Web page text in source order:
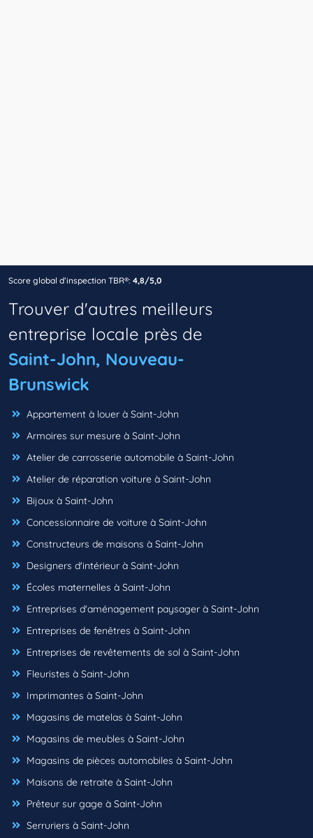
Score global d’inspection TBR®: 4,8/5,0
Trouver d'autres meilleurs
entreprise locale près de
Saint-John, Nouveau-
Brunswick
Appartement à louer à Saint-John
Armoires sur mesure à Saint-John
Atelier de carrosserie automobile à Saint-John
Atelier de réparation voiture à Saint-John
Bijoux à Saint-John
Concessionnaire de voiture à Saint-John
Constructeurs de maisons à Saint-John
Designers d'intérieur à Saint-John
Écoles maternelles à Saint-John
Entreprises d'aménagement paysager à Saint-John
Entreprises de fenêtres à Saint-John
Entreprises de revêtements de sol à Saint-John
Fleuristes à Saint-John
Imprimantes à Saint-John
Magasins de matelas à Saint-John
Magasins de meubles à Saint-John
Magasins de pièces automobiles à Saint-John
Maisons de retraite à Saint-John
Prêteur sur gage à Saint-John
Serruriers à Saint-John